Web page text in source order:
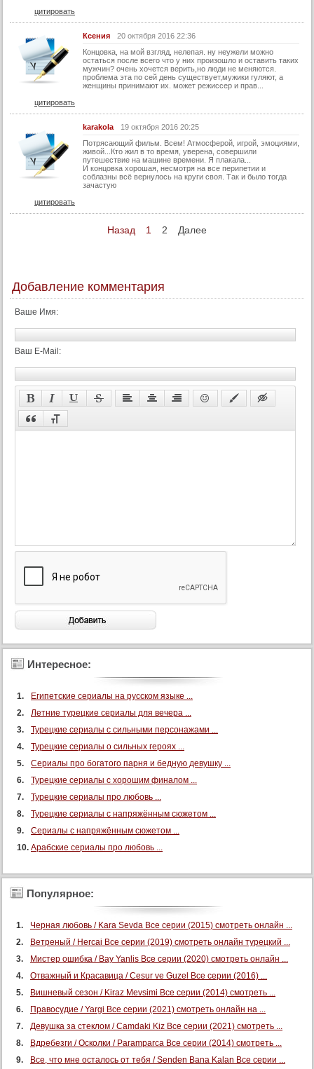
цитировать
Ксения
20 октября 2016 22:36
Концовка, на мой взгляд, нелепая. ну неужели можно
остаться после всего что у них произошло и оставить таких
мужчин? очень хочется верить,но люди не меняются.
проблема эта по сей день существует,мужики гуляют, а
женщины принимают их. может режиссер и прав...
цитировать
karakola
19 октября 2016 20:25
Потрясающий фильм. Всем! Атмосферой, игрой, эмоциями,
живой...Кто жил в то время, уверена, совершили
путешествие на машине времени. Я плакала...
И концовка хорошая, несмотря на все перипетии и
соблазны всё вернулось на круги своя. Так и было тогда
зачастую
цитировать
Назад 1 2 Далее
Добавление комментария
Ваше Имя:
Ваш E-Mail:
Интересное:
Египетские сериалы на русском языке ...
Летние турецкие сериалы для вечера ...
Турецкие сериалы с сильными персонажами ...
Турецкие сериалы о сильных героях ...
Сериалы про богатого парня и бедную девушку ...
Турецкие сериалы с хорошим финалом ...
Турецкие сериалы про любовь ...
Турецкие сериалы с напряжённым сюжетом ...
Сериалы с напряжённым сюжетом ...
Арабские сериалы про любовь ...
Популярное:
Черная любовь / Kara Sevda Все серии (2015) смотреть онлайн ...
Ветреный / Hercai Все серии (2019) смотреть онлайн турецкий ...
Мистер ошибка / Bay Yanlis Все серии (2020) смотреть онлайн ...
Отважный и Красавица / Cesur ve Guzel Все серии (2016) ...
Вишневый сезон / Kiraz Mevsimi Все серии (2014) смотреть ...
Правосудие / Yargi Все серии (2021) смотреть онлайн на ...
Девушка за стеклом / Camdaki Kiz Все серии (2021) смотреть ...
Вдребезги / Осколки / Paramparca Все серии (2014) смотреть ...
Все, что мне осталось от тебя / Senden Bana Kalan Все серии ...